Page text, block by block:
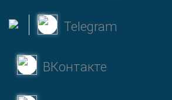
Telegram
ВКонтакте